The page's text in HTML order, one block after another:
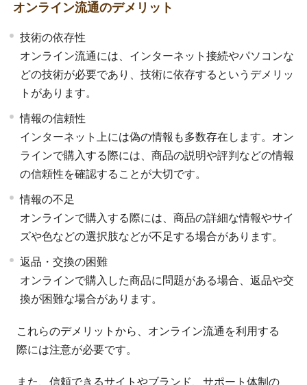
オンライン流通のデメリット
技術の依存性
オンライン流通には、インターネット接続やパソコンな
どの技術が必要であり、技術に依存するというデメリッ
トがあります。
情報の信頼性
インターネット上には偽の情報も多数存在します。オン
ラインで購入する際には、商品の説明や評判などの情報
の信頼性を確認することが大切です。
情報の不足
オンラインで購入する際には、商品の詳細な情報やサイ
ズや色などの選択肢などが不足する場合があります。
返品・交換の困難
オンラインで購入した商品に問題がある場合、返品や交
換が困難な場合があります。
これらのデメリットから、オンライン流通を利用する
際には注意が必要です。
また、信頼できるサイトやブランド、サポート体制の